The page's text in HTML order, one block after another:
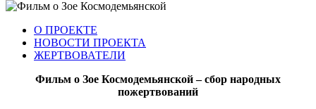
О ПРОЕКТЕ
НОВОСТИ ПРОЕКТА
ЖЕРТВОВАТЕЛИ
Фильм о Зое Космодемьянской – сбор народных
пожертвований